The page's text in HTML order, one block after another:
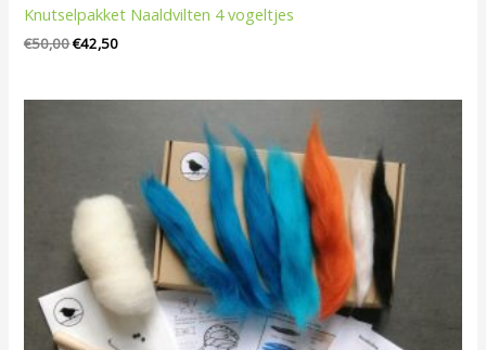
Knutselpakket Naaldvilten 4 vogeltjes
€50,00€42,50